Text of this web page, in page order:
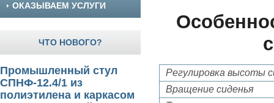
ОКАЗЫВАЕМ УСЛУГИ
ЧТО НОВОГО?
Промышленный стул
СПНФ-12.4/1 из
полиэтилена и каркасом
Регулировка высоты
Вращение сиденья